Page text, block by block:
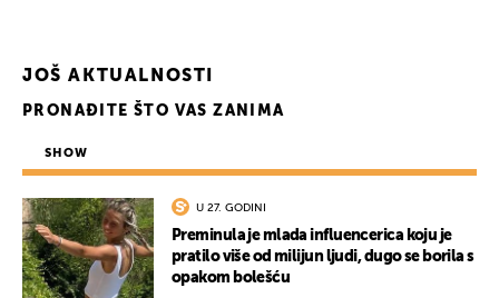
JOŠ AKTUALNOSTI
PRONAĐITE ŠTO VAS ZANIMA
SHOW
U 27. GODINI
Preminula je mlada influencerica koju je
pratilo više od milijun ljudi, dugo se borila s
opakom bolešću